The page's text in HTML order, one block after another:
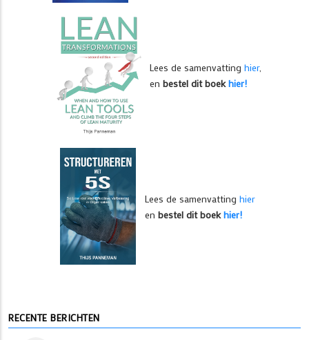
Lees de samenvatting hier,
en bestel dit boekhier!
Lees de samenvatting hier
en bestel dit boekhier!
RECENTE BERICHTEN